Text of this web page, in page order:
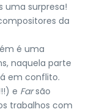
uma surpresa!
da
é uma
naquela parte
em conflito.
e Farsão
trabalhos com